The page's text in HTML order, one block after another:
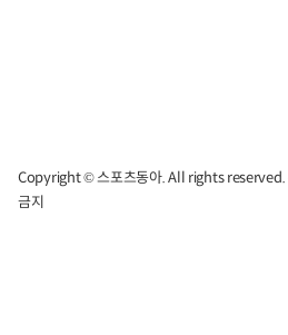
Copyright © 스포츠동아. All rights reserved.
금지